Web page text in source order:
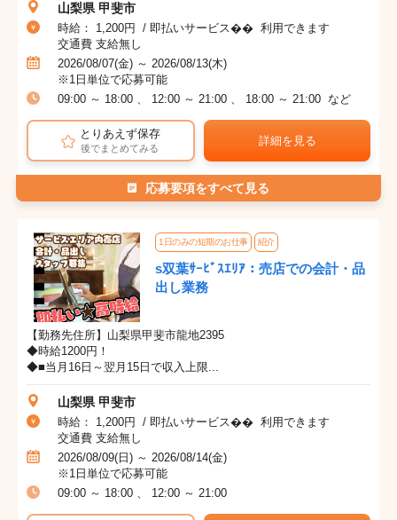
山梨県 甲斐市
時給： 1,200円 / 即払いサービス�� 利用できます
交通費 支給無し
2026/08/07(金) ～ 2026/08/13(木)
※1日単位で応募可能
09:00 ～ 18:00 、 12:00 ～ 21:00 、 18:00 ～ 21:00 など
とりあえず保存
後でまとめてみる
詳細を見る
応募要項をすべて見る
1日のみの短期のお仕事 紹介
s双葉ｻｰﾋﾞｽｴﾘｱ：売店での会計・品
出し業務
【勤務先住所】山梨県甲斐市龍地2395
◆時給1200円！
◆■当月16日～翌月15日で収入上限...
山梨県 甲斐市
時給： 1,200円 / 即払いサービス�� 利用できます
交通費 支給無し
2026/08/09(日) ～ 2026/08/14(金)
※1日単位で応募可能
09:00 ～ 18:00 、 12:00 ～ 21:00